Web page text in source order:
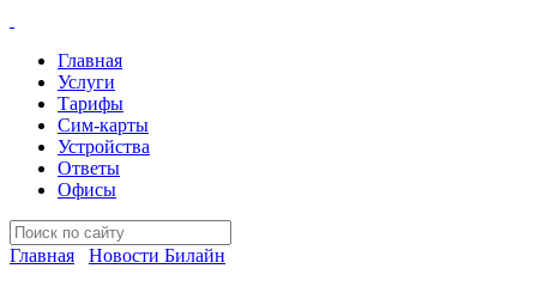
Главная
Услуги
Тарифы
Сим-карты
Устройства
Ответы
Офисы
Главная Новости Билайн